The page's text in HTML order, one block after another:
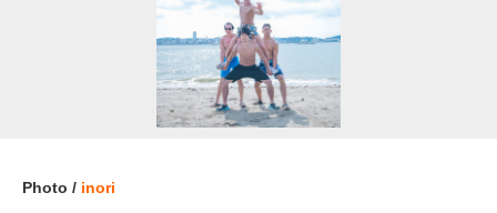
Photo / inori